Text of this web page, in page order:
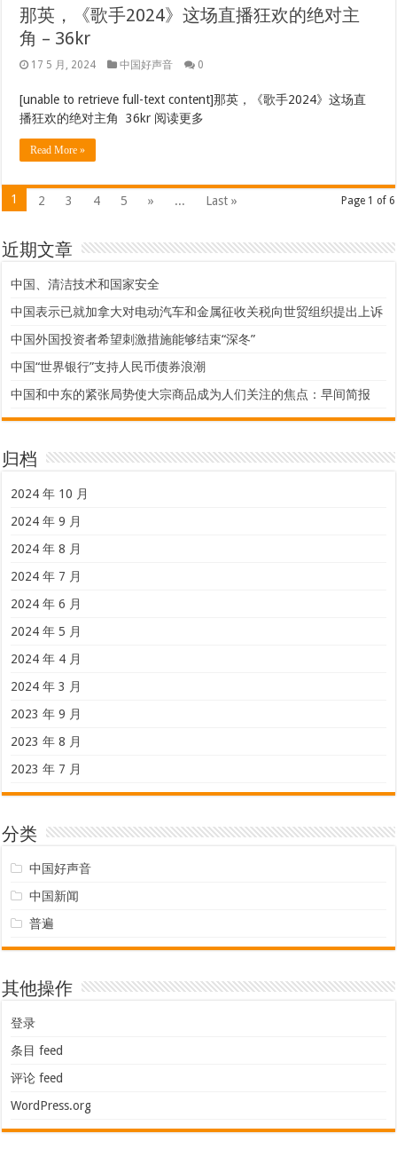
那英，《歌手2024》这场直播狂欢的绝对主
角 – 36kr
17 5 月, 2024 中国好声音 0
[unable to retrieve full-text content]那英，《歌手2024》这场直
播狂欢的绝对主角 36kr 阅读更多
Read More »
Page 1 of 6
1 2 3 4 5 » ... Last »
近期文章
中国、清洁技术和国家安全
中国表示已就加拿大对电动汽车和金属征收关税向世贸组织提出上诉
中国外国投资者希望刺激措施能够结束“深冬”
中国“世界银行”支持人民币债券浪潮
中国和中东的紧张局势使大宗商品成为人们关注的焦点：早间简报
归档
2024 年 10 月
2024 年 9 月
2024 年 8 月
2024 年 7 月
2024 年 6 月
2024 年 5 月
2024 年 4 月
2024 年 3 月
2023 年 9 月
2023 年 8 月
2023 年 7 月
分类
中国好声音
中国新闻
普遍
其他操作
登录
条目 feed
评论 feed
WordPress.org